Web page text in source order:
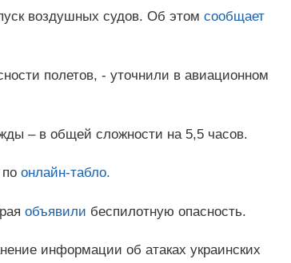
воздушных судов. Об этом сообщает
полетов, - уточнили в авиационном
– в общей сложности на 5,5 часов.
онлайн-табло.
объявили беспилотную опасность.
информации об атаках украинских